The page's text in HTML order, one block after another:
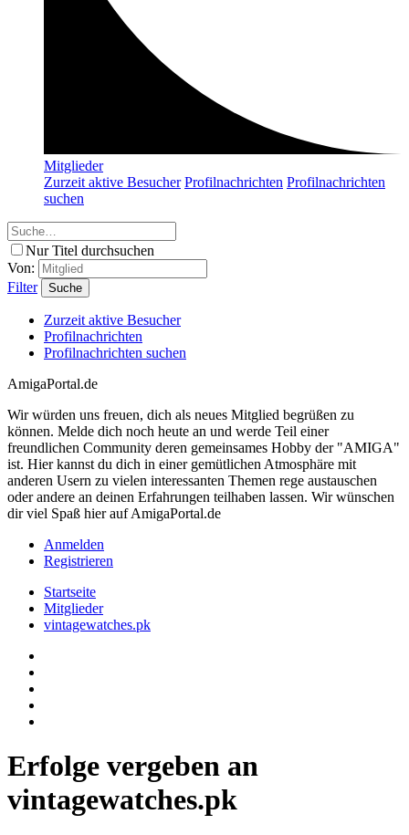
Mitglieder
Zurzeit aktive Besucher Profilnachrichten Profilnachrichten
suchen
Nur Titel durchsuchen
Von:
Filter
Suche
Zurzeit aktive Besucher
Profilnachrichten
Profilnachrichten suchen
AmigaPortal.de
Wir würden uns freuen, dich als neues Mitglied begrüßen zu
können. Melde dich noch heute an und werde Teil einer
freundlichen Community deren gemeinsames Hobby der "AMIGA"
ist. Hier kannst du dich in einer gemütlichen Atmosphäre mit
anderen Usern zu vielen interessanten Themen rege austauschen
oder andere an deinen Erfahrungen teilhaben lassen. Wir wünschen
dir viel Spaß hier auf AmigaPortal.de
Anmelden
Registrieren
Startseite
Mitglieder
vintagewatches.pk
Erfolge vergeben an
vintagewatches.pk